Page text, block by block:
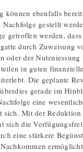
können ebenfalls
gestellt
getroffen werden,
durch Zuweisung
oder der Nutzniessung
in guten
Die geplante
gerade im
eine
sich. Mit der Reduktion
sich die
eine stärkere